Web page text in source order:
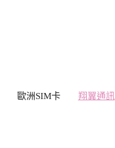
歐洲SIM卡 翔翼通訊